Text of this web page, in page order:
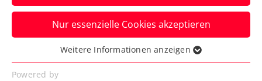
Nach Amstetten gewinnt die rot-weiß-rote
Nummer zwei auch ihr ITF-W75-
Heimturnier in Wien.
Verfasst von: Presseaussendung / Redaktion, 07.09.2025
Nur essenzielle Cookies akzeptieren
Essenziell
Essenzielle Cookies werden für grundlegende
Weitere Informationen anzeigen
Powered by